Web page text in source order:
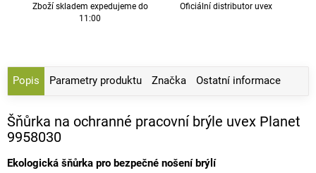
Zboží skladem expedujeme do
11:00
Oficiální distributor uvex
Popis Parametry produktu Značka Ostatní informace
Šňůrka na ochranné pracovní brýle uvex Planet
9958030
Ekologická šňůrka pro bezpečné nošení brýlí